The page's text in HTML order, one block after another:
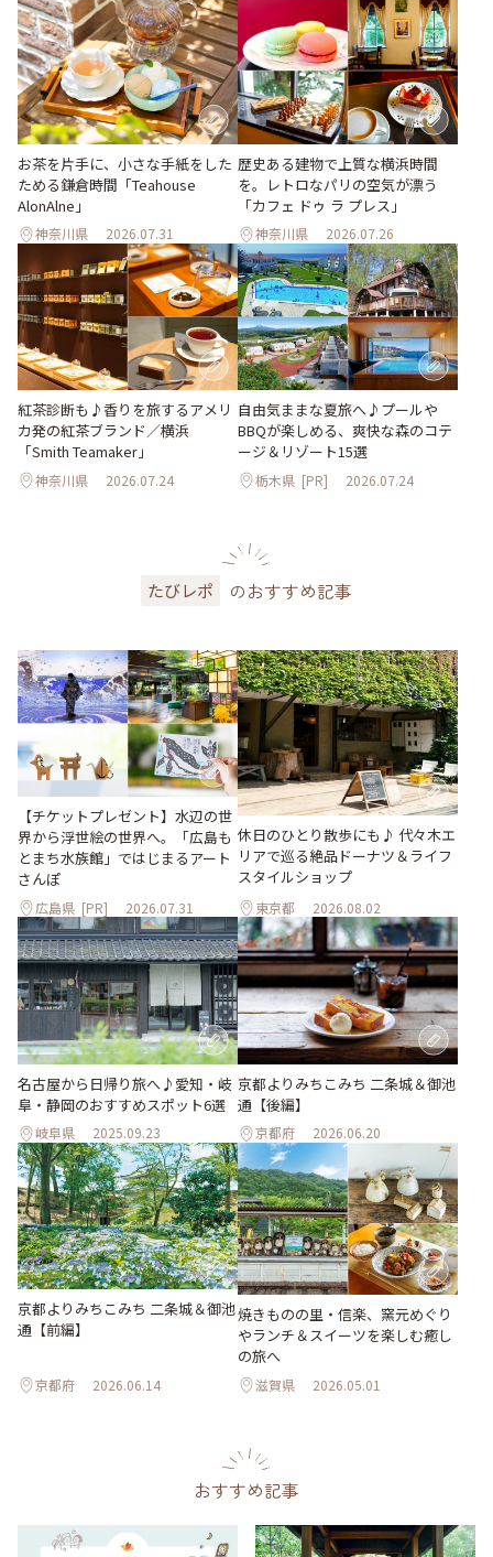
お茶を片手に、小さな手紙をした
ためる鎌倉時間「Teahouse
AlonAlne」
神奈川県 2026.07.31
歴史ある建物で上質な横浜時間
を。レトロなパリの空気が漂う
「カフェ ドゥ ラ プレス」
神奈川県 2026.07.26
紅茶診断も♪香りを旅するアメリ
カ発の紅茶ブランド／横浜
「Smith Teamaker」
神奈川県 2026.07.24
自由気ままな夏旅へ♪プールや
BBQが楽しめる、爽快な森のコテ
ージ＆リゾート15選
栃木県 [PR] 2026.07.24
たびレポ のおすすめ記事
【チケットプレゼント】水辺の世
界から浮世絵の世界へ。「広島も
とまち水族館」ではじまるアート
さんぽ
広島県 [PR] 2026.07.31
休日のひとり散歩にも♪ 代々木エ
リアで巡る絶品ドーナツ＆ライフ
スタイルショップ
東京都 2026.08.02
名古屋から日帰り旅へ♪愛知・岐
阜・静岡のおすすめスポット6選
岐阜県 2025.09.23
京都よりみちこみち 二条城＆御池
通【後編】
京都府 2026.06.20
京都よりみちこみち 二条城＆御池
通【前編】
京都府 2026.06.14
焼きものの里・信楽、窯元めぐり
やランチ＆スイーツを楽しむ癒し
の旅へ
滋賀県 2026.05.01
おすすめ記事